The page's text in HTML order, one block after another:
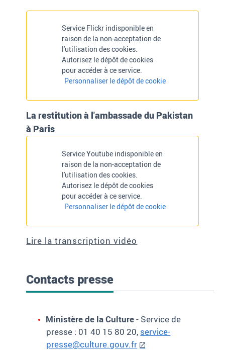
Service Flickr indisponible en
raison de la non-acceptation de
l'utilisation des cookies.
Autorisez le dépôt de cookies
pour accéder à ce service.
Personnaliser le dépôt de cookie
La restitution à l'ambassade du Pakistan
à Paris
Service Youtube indisponible en
raison de la non-acceptation de
l'utilisation des cookies.
Autorisez le dépôt de cookies
pour accéder à ce service.
Personnaliser le dépôt de cookie
Lire la transcription vidéo
Contacts presse
Ministère de la Culture- Service de
presse : 01 40 15 80 20, service-
presse@culture.gouv.fr